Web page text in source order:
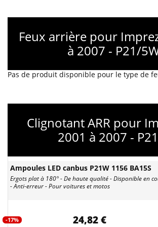
Feux arrière pour
à 2007 - P21/
Pas de produit disponible pour le type de
Clignotant ARR pour
2001 à 2007 -
Ampoules LED canbus P21W 1156 BA15S
Ergots plat à 180° - De haute qualité - Disponible en
- Anti-erreur - Pour voitures et motos
-17% 24,82 €